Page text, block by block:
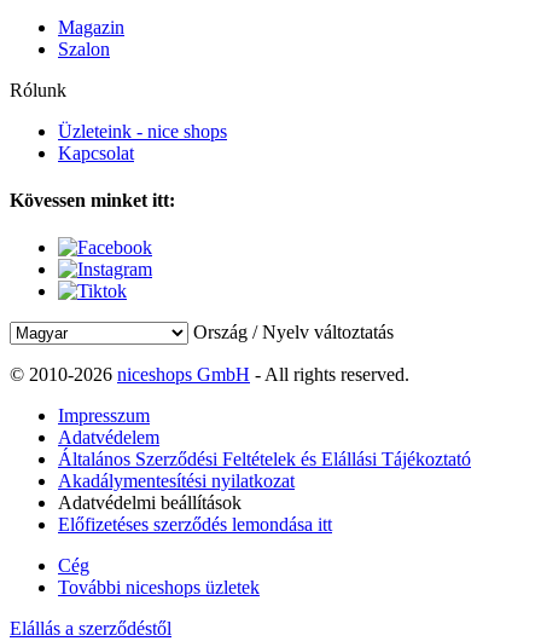
Magazin
Szalon
Rólunk
Üzleteink - nice shops
Kapcsolat
Kövessen minket itt:
Ország / Nyelv változtatás
© 2010-2026 niceshops GmbH - All rights reserved.
Impresszum
Adatvédelem
Általános Szerződési Feltételek és Elállási Tájékoztató
Akadálymentesítési nyilatkozat
Adatvédelmi beállítások
Előfizetéses szerződés lemondása itt
Cég
További niceshops üzletek
Elállás a szerződéstől